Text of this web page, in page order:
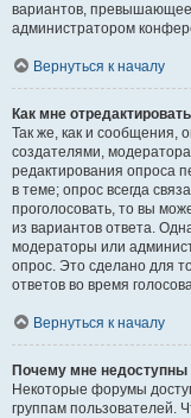
вариантов, превышающее
администратором
Вернуться к началу
Как мне
Так же, как и сообщения,
создателями,
редактирования опроса
в теме; опрос всегда
проголосовать, то вы
из вариантов ответа.
модераторы или
опрос. Это сделано для
ответов во время
Вернуться к началу
Почему мне
Некоторые форумы
группам пользователей.